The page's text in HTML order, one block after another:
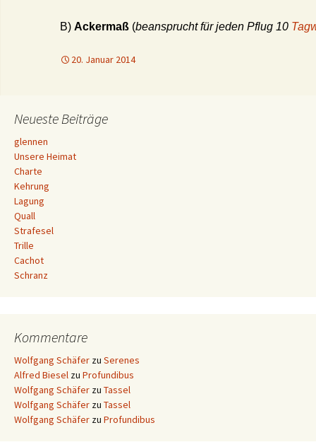
B) Ackermaß (beansprucht für jeden Pflug 10
20. Januar 2014
Neueste Beiträge
glennen
Unsere Heimat
Charte
Kehrung
Lagung
Quall
Strafesel
Trille
Cachot
Schranz
Kommentare
Wolfgang Schäfer zu Serenes
Alfred Biesel zu Profundibus
Wolfgang Schäfer zu Tassel
Wolfgang Schäfer zu Tassel
Wolfgang Schäfer zu Profundibus